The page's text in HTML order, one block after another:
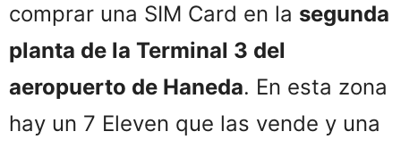
comprar una SIM Card en la segunda
planta de la Terminal 3 del
aeropuerto de Haneda. En esta zona
hay un 7 Eleven que las vende y una